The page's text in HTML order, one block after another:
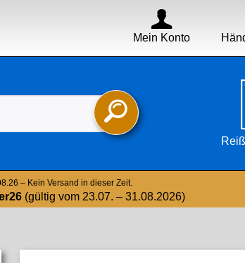
Mein Konto

– Kein Versand in dieser Zeit.
(gültig vom 23.07. – 31.08.2026)